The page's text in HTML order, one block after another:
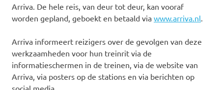
Arriva. De hele reis, van deur tot deur, kan vooraf
worden gepland, geboekt en betaald via www.arriva.nl
Arriva informeert reizigers over de gevolgen van deze
werkzaamheden voor hun treinrit via de
informatieschermen in de treinen, via de website van
Arriva, via posters op de stations en via berichten op
social media.